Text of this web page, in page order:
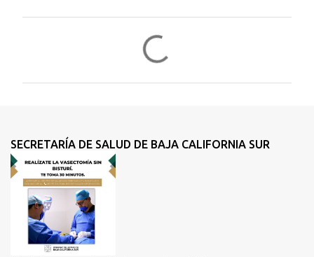
t
a
r
o
SECRETARÍA DE SALUD DE BAJA CALIFORNIA SUR